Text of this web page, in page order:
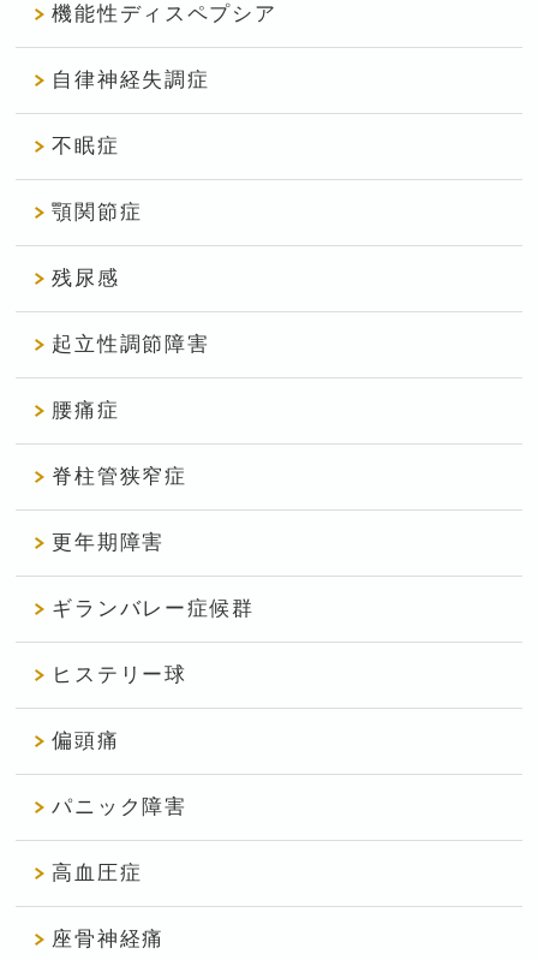
機能性ディスペプシア
自律神経失調症
不眠症
顎関節症
残尿感
起立性調節障害
腰痛症
脊柱管狭窄症
更年期障害
ギランバレー症候群
ヒステリー球
偏頭痛
パニック障害
高血圧症
座骨神経痛